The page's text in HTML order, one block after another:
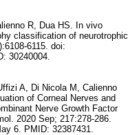
R, Dua HS. In vivo
classification of neurotrophic
6115. doi:
30240004.
A, Di Nicola M, Calienno
of Corneal Nerves and
Nerve Growth Factor
2020 Sep; 217:278-286.
6. PMID: 32387431.